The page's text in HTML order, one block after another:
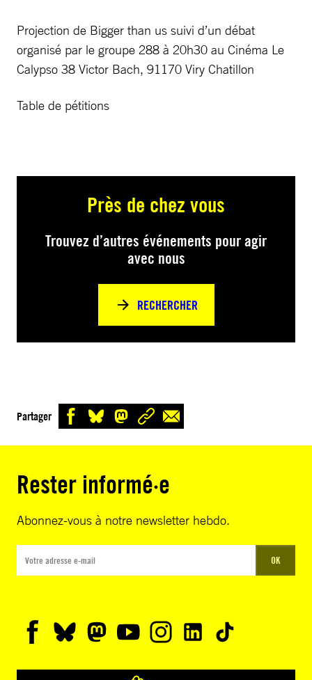
Projection de Bigger than us suivi d’un débat
organisé par le groupe 288 à 20h30 au Cinéma Le
Calypso 38 Victor Bach, 91170 Viry Chatillon
Table de pétitions
Près de chez vous
Trouvez d’autres événements pour agir
avec nous
RECHERCHER
Partager
Rester informé·e
Abonnez-vous à notre newsletter hebdo.
OK